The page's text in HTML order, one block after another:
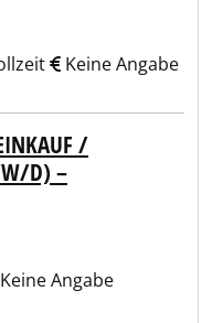
Keine Angabe
/
W/D) –
Keine Angabe